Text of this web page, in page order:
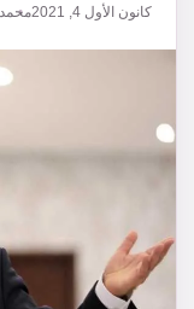
كانون الأول 4, 2021 محمد